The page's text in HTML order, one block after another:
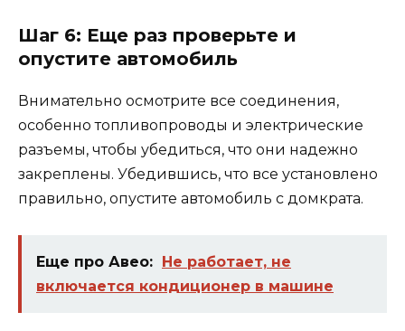
Шаг 6: Еще раз проверьте и
опустите автомобиль
Внимательно осмотрите все соединения,
особенно топливопроводы и электрические
разъемы, чтобы убедиться, что они надежно
закреплены. Убедившись, что все установлено
правильно, опустите автомобиль с домкрата.
Еще про Авео:
Не работает, не
включается кондиционер в машине